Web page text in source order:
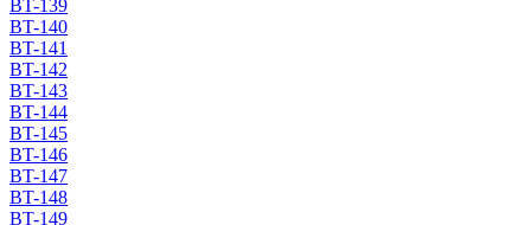
BT-139
BT-140
BT-141
BT-142
BT-143
BT-144
BT-145
BT-146
BT-147
BT-148
BT-149